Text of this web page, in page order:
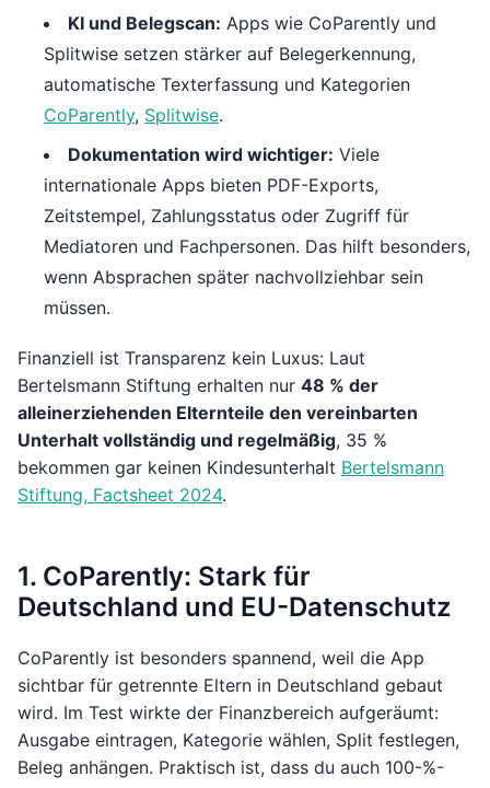
KI und Belegscan: Apps wie CoParently und
Splitwise setzen stärker auf Belegerkennung,
automatische Texterfassung und Kategorien
CoParently, Splitwise.
Dokumentation wird wichtiger: Viele
internationale Apps bieten PDF-Exports,
Zeitstempel, Zahlungsstatus oder Zugriff für
Mediatoren und Fachpersonen. Das hilft besonders,
wenn Absprachen später nachvollziehbar sein
müssen.
Finanziell ist Transparenz kein Luxus: Laut
Bertelsmann Stiftung erhalten nur 48 % der
alleinerziehenden Elternteile den vereinbarten
Unterhalt vollständig und regelmäßig, 35 %
bekommen gar keinen Kindesunterhalt Bertelsmann
Stiftung, Factsheet 2024.
1. CoParently: Stark für
Deutschland und EU-Datenschutz
CoParently ist besonders spannend, weil die App
sichtbar für getrennte Eltern in Deutschland gebaut
wird. Im Test wirkte der Finanzbereich aufgeräumt:
Ausgabe eintragen, Kategorie wählen, Split festlegen,
Beleg anhängen. Praktisch ist, dass du auch 100-%-